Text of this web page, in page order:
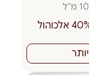
ביטר ליים 40% אלכוהול
יותר